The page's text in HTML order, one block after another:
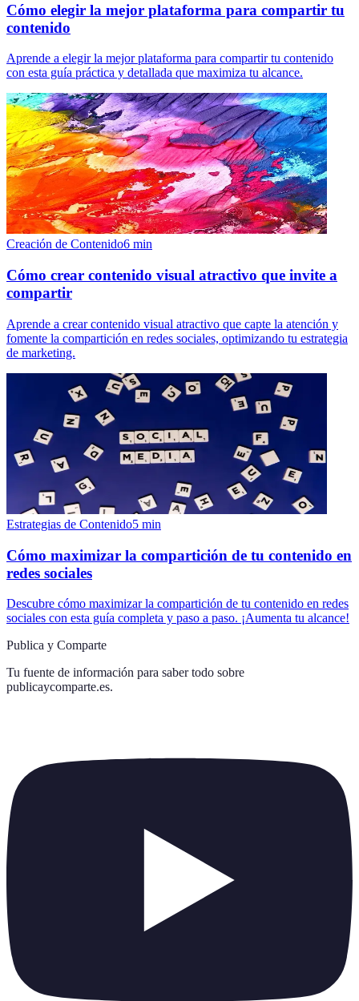
Cómo elegir la mejor plataforma para compartir tu
contenido
Aprende a elegir la mejor plataforma para compartir tu contenido
con esta guía práctica y detallada que maximiza tu alcance.
Creación de Contenido6 min
Cómo crear contenido visual atractivo que invite a
compartir
Aprende a crear contenido visual atractivo que capte la atención y
fomente la compartición en redes sociales, optimizando tu estrategia
de marketing.
Estrategias de Contenido5 min
Cómo maximizar la compartición de tu contenido en
redes sociales
Descubre cómo maximizar la compartición de tu contenido en redes
sociales con esta guía completa y paso a paso. ¡Aumenta tu alcance!
Publica y Comparte
Tu fuente de información para saber todo sobre
publicaycomparte.es.